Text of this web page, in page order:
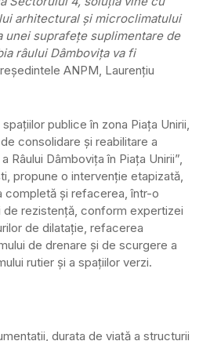
arhitectural și microclimatului
unei suprafețe suplimentare de
râului Dâmboviţa va fi
ANPM, Laurențiu
publice în zona Piața Unirii,
consolidare și reabilitare a
Râului Dâmbovița în Piața Unirii”,
propune o intervenție etapizată,
completă și refacerea, într-o
de rezistență, conform expertizei
de dilatație, refacerea
de drenare și de scurgere a
rutier și a spațiilor verzi.
durata de viaţă a structurii